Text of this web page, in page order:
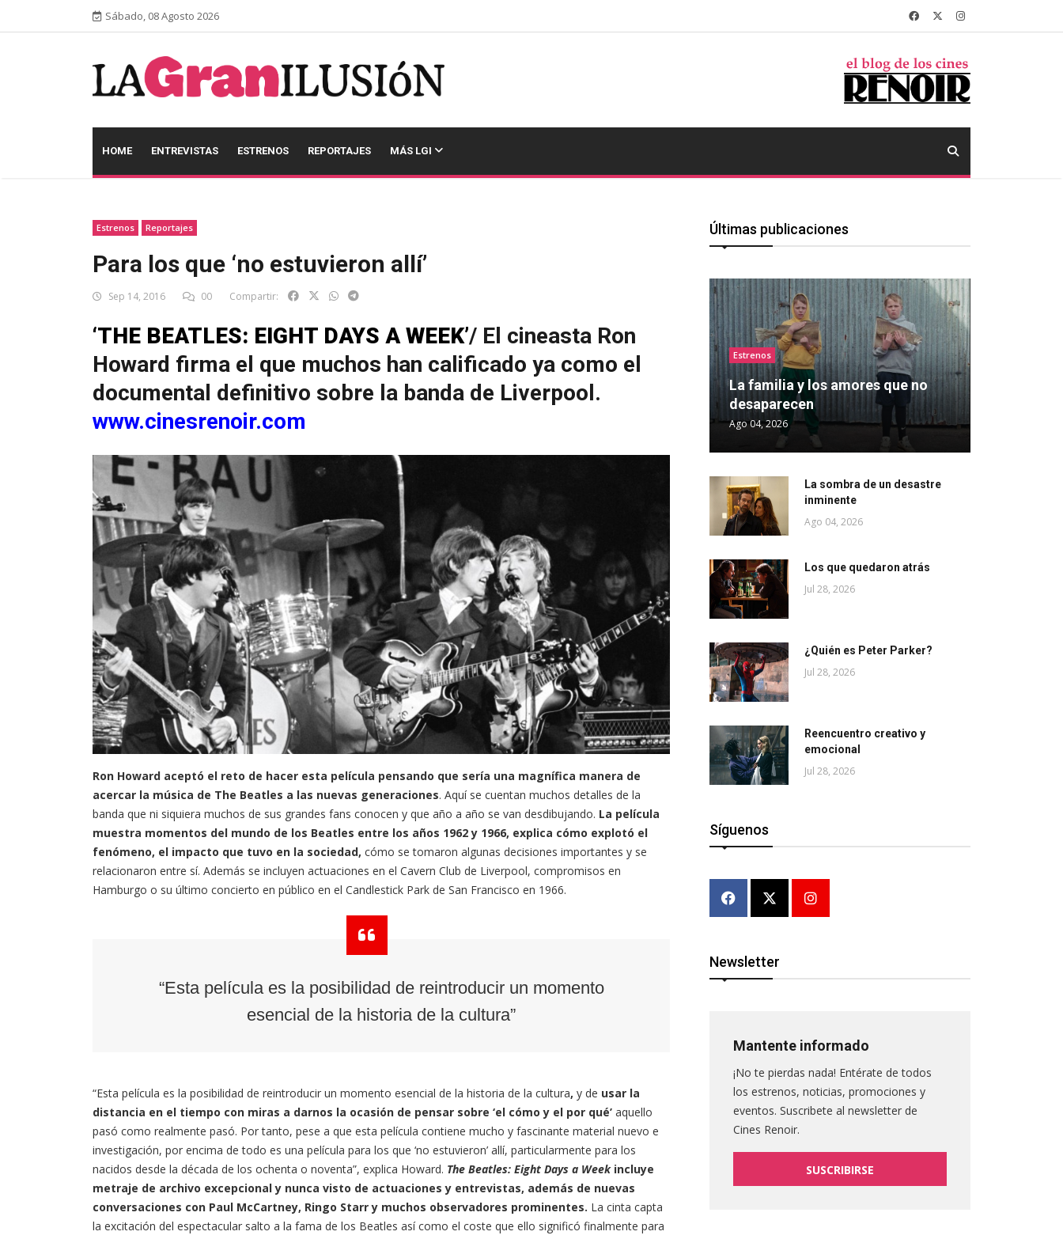
Sábado, 08 Agosto 2026
HOME ENTREVISTAS ESTRENOS REPORTAJES MÁS LGI
Estrenos Reportajes
Para los que ‘no estuvieron allí’
Sep 14, 2016 00 Compartir:
‘THE BEATLES: EIGHT DAYS A WEEK’/ El cineasta Ron
Howard firma el que muchos han calificado ya como el
documental definitivo sobre la banda de Liverpool.
www.cinesrenoir.com
Ron Howard aceptó el reto de hacer esta película pensando que sería una magnífica manera de
acercar la música de The Beatles a las nuevas generaciones. Aquí se cuentan muchos detalles de la
banda que ni siquiera muchos de sus grandes fans conocen y que año a año se van desdibujando. La película
muestra momentos del mundo de los Beatles entre los años 1962 y 1966, explica cómo explotó el
fenómeno, el impacto que tuvo en la sociedad, cómo se tomaron algunas decisiones importantes y se
relacionaron entre sí. Además se incluyen actuaciones en el Cavern Club de Liverpool, compromisos en
Hamburgo o su último concierto en público en el Candlestick Park de San Francisco en 1966.
“Esta película es la posibilidad de reintroducir un momento
esencial de la historia de la cultura”
“Esta película es la posibilidad de reintroducir un momento esencial de la historia de la cultura, y de usar la
distancia en el tiempo con miras a darnos la ocasión de pensar sobre ‘el cómo y el por qué’ aquello
pasó como realmente pasó. Por tanto, pese a que esta película contiene mucho y fascinante material nuevo e
investigación, por encima de todo es una película para los que ‘no estuvieron’ allí, particularmente para los
nacidos desde la década de los ochenta o noventa”, explica Howard. The Beatles: Eight Days a Weekincluye
metraje de archivo excepcional y nunca visto de actuaciones y entrevistas, además de nuevas
conversaciones con Paul McCartney, Ringo Starr y muchos observadores prominentes. La cinta capta
la excitación del espectacular salto a la fama de los Beatles así como el coste que ello significó finalmente para
Últimas publicaciones
Estrenos
La familia y los amores que no
desaparecen
Ago 04, 2026
La sombra de un desastre
inminente
Ago 04, 2026
Los que quedaron atrás
Jul 28, 2026
¿Quién es Peter Parker?
Jul 28, 2026
Reencuentro creativo y
emocional
Jul 28, 2026
Síguenos
Newsletter
Mantente informado
¡No te pierdas nada! Entérate de todos
los estrenos, noticias, promociones y
eventos. Suscribete al newsletter de
Cines Renoir.
SUSCRIBIRSE